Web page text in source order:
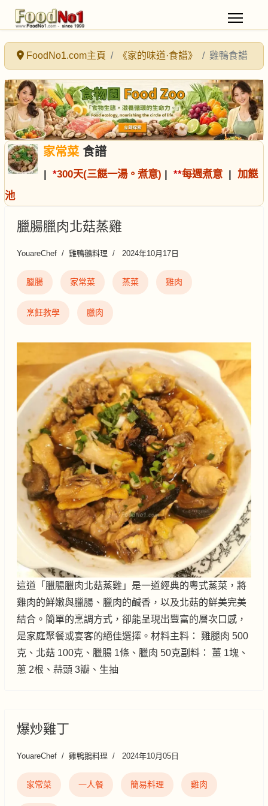
FoodNo1.com主頁 《家的味道·食譜》 雞鴨食譜
家常菜食譜
| *300天(三餸一湯。煮意) | **每週煮意 | 加餸
池
臘腸臘肉北菇蒸雞
YouareChef 雞鴨鵝料理 2024年10月17日
臘腸 家常菜 蒸菜 雞肉
烹飪教學 臘肉
這道「臘腸臘肉北菇蒸雞」是一道經典的粵式蒸菜，將
雞肉的鮮嫩與臘腸、臘肉的鹹香，以及北菇的鮮美完美
結合。簡單的烹調方式，卻能呈現出豐富的層次口感，
是家庭聚餐或宴客的絕佳選擇。材料主料： 雞腿肉 500
克、北菇 100克、臘腸 1條、臘肉 50克副料： 薑 1塊、
蔥 2根、蒜頭 3瓣、生抽
爆炒雞丁
YouareChef 雞鴨鵝料理 2024年10月05日
家常菜 一人餐 簡易料理 雞肉